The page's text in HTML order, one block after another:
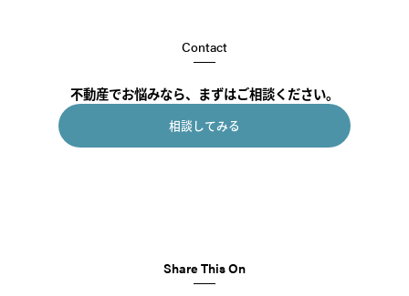
Contact
不動産でお悩みなら、まずはご相談ください。
相談してみる
Share This On